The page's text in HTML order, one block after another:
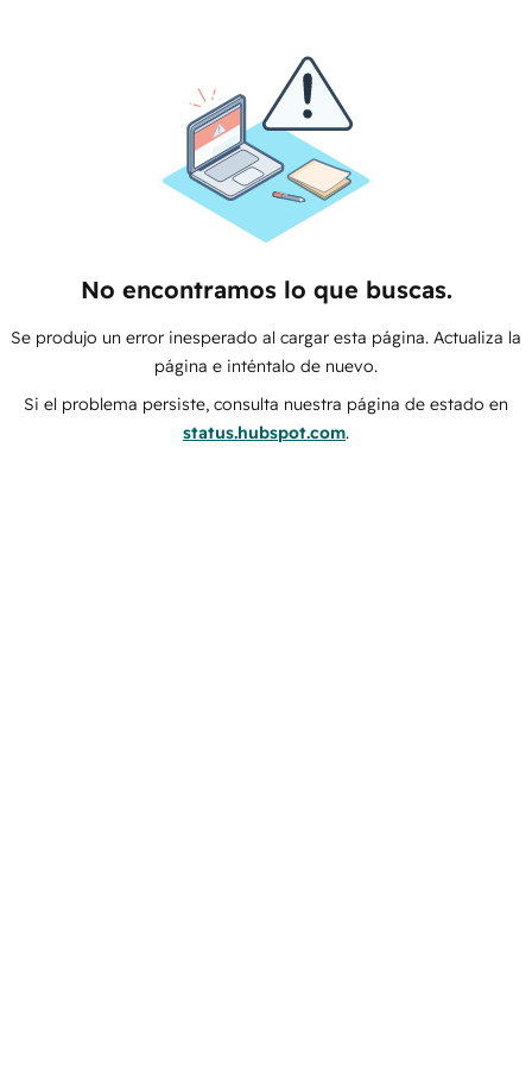
No encontramos lo que buscas.
Se produjo un error inesperado al cargar esta página. Actualiza la
página e inténtalo de nuevo.
Si el problema persiste, consulta nuestra página de estado en
status.hubspot.com.